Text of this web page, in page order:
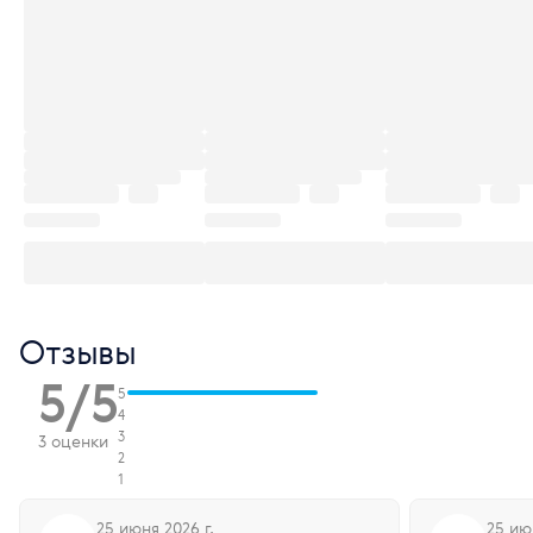
Отзывы
5/5
3 оценки
5
4
3
2
1
25 июня 2026 г. 25